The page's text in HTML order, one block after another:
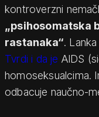
kontroverzni
„psihosomatska
rastanaka“. Lanka
Tvrdi i da je AIDS
homoseksualcima.
odbacuje naučno-